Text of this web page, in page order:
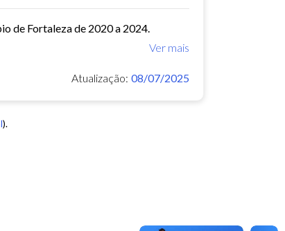
de Fortaleza de 2020 a 2024.
Ver mais
Atualização: 08/07/2025
).